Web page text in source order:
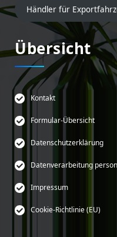
Händler für
Übersicht
Kontakt
Formular-Übersicht
Datenschutzerklärung
Datenverarbeitung
Impressum
Cookie-Richtlinie (EU)